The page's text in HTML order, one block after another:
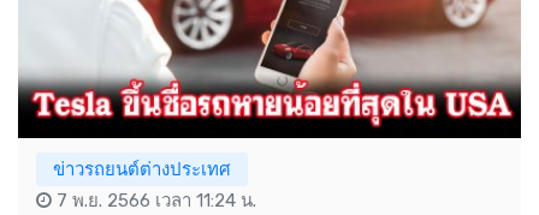
ข่าวรถยนต์ต่างประเทศ
7 พ.ย. 2566 เวลา 11:24 น.